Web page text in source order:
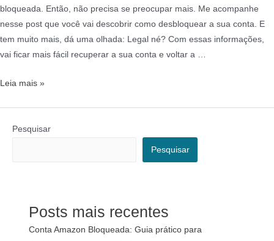
bloqueada. Então, não precisa se preocupar mais. Me acompanhe
nesse post que você vai descobrir como desbloquear a sua conta. E
tem muito mais, dá uma olhada: Legal né? Com essas informações,
vai ficar mais fácil recuperar a sua conta e voltar a …
Leia mais »
Pesquisar
Pesquisar
Posts mais recentes
Conta Amazon Bloqueada: Guia prático para